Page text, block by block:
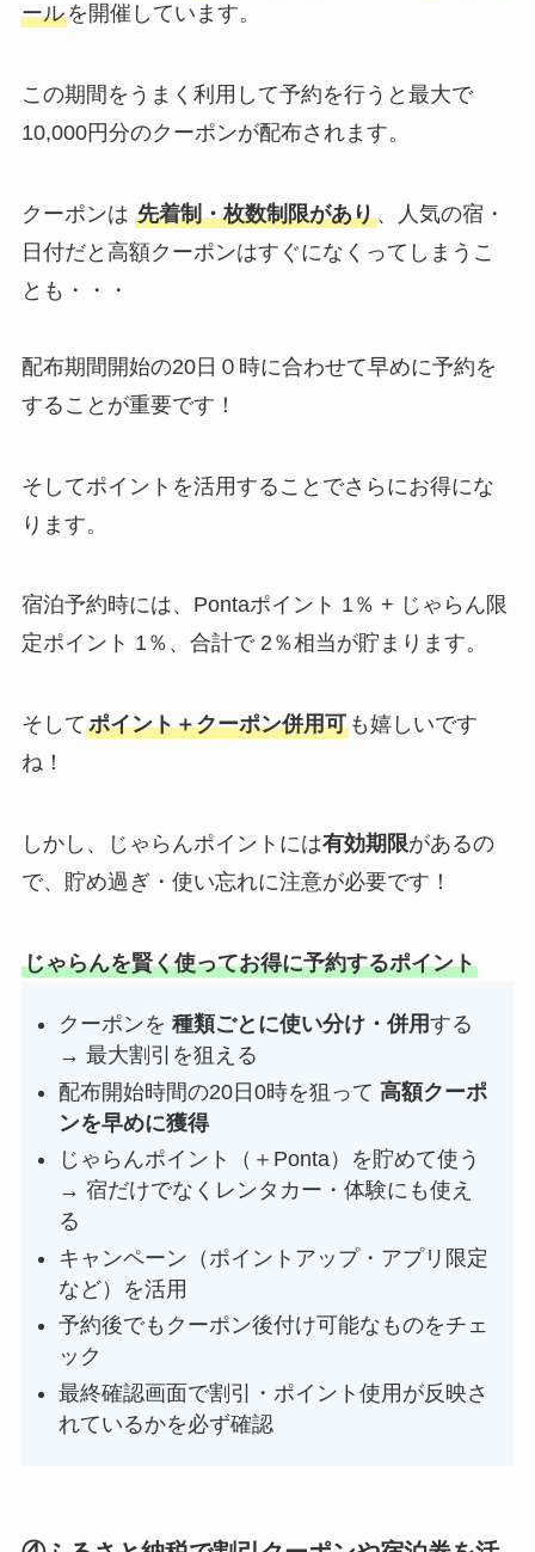
ールを開催しています。
この期間をうまく利用して予約を行うと最大で
10,000円分のクーポンが配布されます。
クーポンは 先着制・枚数制限があり、人気の宿・
日付だと高額クーポンはすぐになくってしまうこ
とも・・・
配布期間開始の20日０時に合わせて早めに予約を
することが重要です！
そしてポイントを活用することでさらにお得にな
ります。
宿泊予約時には、Pontaポイント 1％ + じゃらん限
定ポイント 1％、合計で 2％相当が貯まります。
そしてポイント＋クーポン併用可も嬉しいです
ね！
しかし、じゃらんポイントには有効期限があるの
で、貯め過ぎ・使い忘れに注意が必要です！
じゃらんを賢く使ってお得に予約するポイント
クーポンを種類ごとに使い分け・併用する
→ 最大割引を狙える
配布開始時間の20日0時を狙って高額クーポ
ンを早めに獲得
じゃらんポイント（＋Ponta）を貯めて使う
→ 宿だけでなくレンタカー・体験にも使え
る
キャンペーン（ポイントアップ・アプリ限定
など）を活用
予約後でもクーポン後付け可能なものをチェ
ック
最終確認画面で割引・ポイント使用が反映さ
れているかを必ず確認